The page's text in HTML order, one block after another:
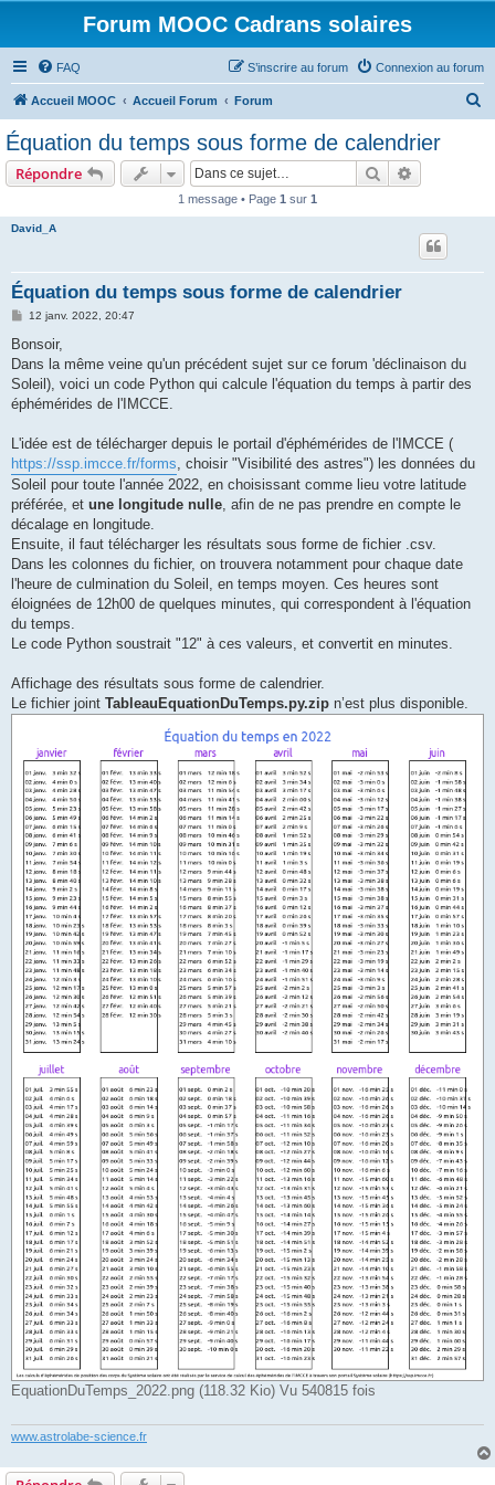
Forum MOOC Cadrans solaires
FAQ Connexion au forum
S’inscrire au forum
Accueil MOOC Accueil Forum Forum
Équation du temps sous forme de calendrier
Répondre Rechercher
1 message • Page 1 sur 1
David_A
Équation du temps sous forme de calendrier
M
s
a
g
12 janv. 2022, 20:47
Bonsoir,
Dans la même veine qu'un précédent sujet sur ce forum 'déclinaison du
Soleil), voici un code Python qui calcule l'équation du temps à partir des
éphémérides de l'IMCCE.
L'idée est de télécharger depuis le portail d'éphémérides de l'IMCCE (
https://ssp.imcce.fr/forms, choisir "Visibilité des astres") les données du
Soleil pour toute l'année 2022, en choisissant comme lieu votre latitude
préférée, et une longitude nulle, afin de ne pas prendre en compte le
décalage en longitude.
Ensuite, il faut télécharger les résultats sous forme de fichier .csv.
Dans les colonnes du fichier, on trouvera notamment pour chaque date
l'heure de culmination du Soleil, en temps moyen. Ces heures sont
éloignées de 12h00 de quelques minutes, qui correspondent à l'équation
du temps.
Le code Python soustrait "12" à ces valeurs, et convertit en minutes.
Affichage des résultats sous forme de calendrier.
Le fichier joint TableauEquationDuTemps.py.zip n’est plus disponible.
EquationDuTemps_2022.png (118.32 Kio) Vu 540815 fois
www.astrolabe-science.fr